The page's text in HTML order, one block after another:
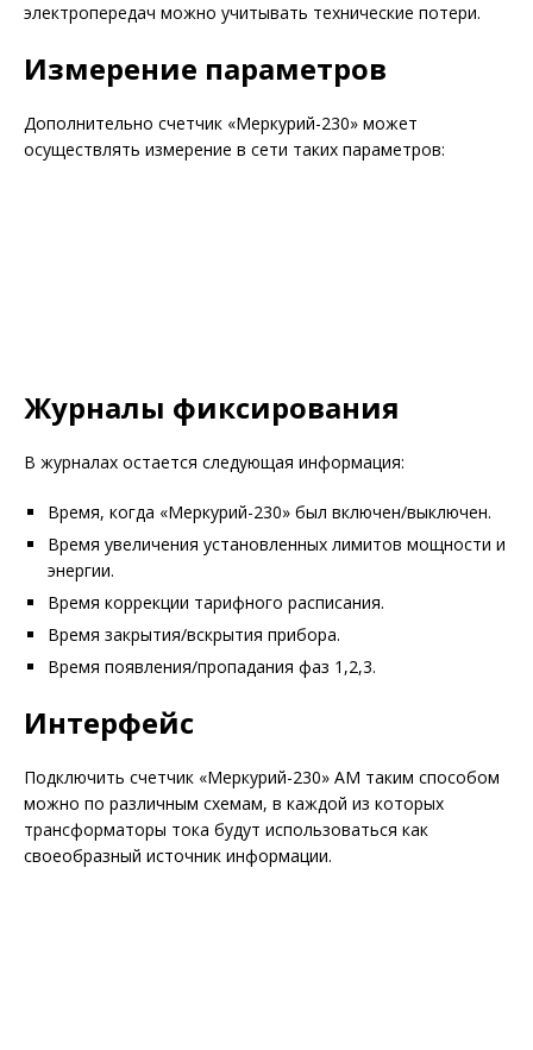
электропередач можно учитывать технические потери.
Измерение параметров
Дополнительно счетчик «Меркурий-230» может
осуществлять измерение в сети таких параметров:
Журналы фиксирования
В журналах остается следующая информация:
Время, когда «Меркурий-230» был включен/выключен.
Время увеличения установленных лимитов мощности и
энергии.
Время коррекции тарифного расписания.
Время закрытия/вскрытия прибора.
Время появления/пропадания фаз 1,2,3.
Интерфейс
Подключить счетчик «Меркурий-230» АМ таким способом
можно по различным схемам, в каждой из которых
трансформаторы тока будут использоваться как
своеобразный источник информации.